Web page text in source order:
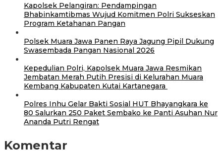
Kapolsek Pelangiran: Pendampingan
Bhabinkamtibmas Wujud Komitmen Polri Sukseskan
Program Ketahanan Pangan
Polsek Muara Jawa Panen Raya Jagung Pipil Dukung
Swasembada Pangan Nasional 2026
Kepedulian Polri, Kapolsek Muara Jawa Resmikan
Jembatan Merah Putih Presisi di Kelurahan Muara
Kembang Kabupaten Kutai Kartanegara
Polres Inhu Gelar Bakti Sosial HUT Bhayangkara ke
80 Salurkan 250 Paket Sembako ke Panti Asuhan Nur
Ananda Putri Rengat
Komentar